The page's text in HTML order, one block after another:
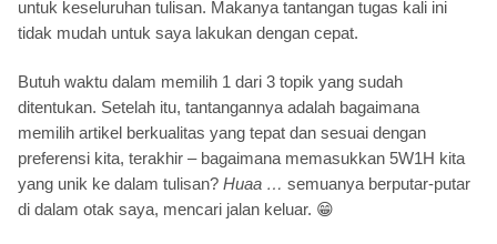
untuk keseluruhan tulisan. Makanya tantangan tugas kali ini
tidak mudah untuk saya lakukan dengan cepat.
Butuh waktu dalam memilih 1 dari 3 topik yang sudah
ditentukan. Setelah itu, tantangannya adalah bagaimana
memilih artikel berkualitas yang tepat dan sesuai dengan
preferensi kita, terakhir – bagaimana memasukkan 5W1H kita
yang unik ke dalam tulisan? Huaa … semuanya berputar-putar
di dalam otak saya, mencari jalan keluar. 😁